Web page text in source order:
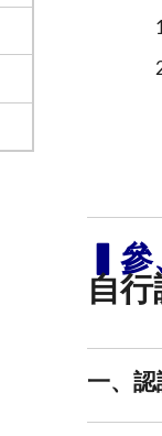
▍參
自
一、